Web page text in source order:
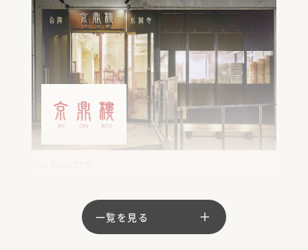
京鼎樓を代表するメインレストラン。本場のメニューを意識し
た本格的な台湾料理・中華料理を、お気軽に。大皿料理・コー
ス料理のほか、多種多様な小皿もご用意。
一覧を見る